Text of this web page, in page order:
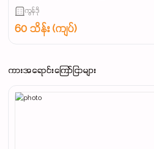
ကွန်ဒို
60 သိန်း (ကျပ်)
ကားအရောင်းကြော်ငြာများ